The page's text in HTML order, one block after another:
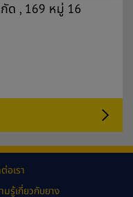
กัด , 169 หมู่ 16
อเรา
มรู้เกี่ยวกับยาง